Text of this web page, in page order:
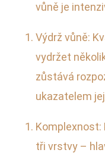
vůně je
Výdrž vůně:
vydržet
zůstává
ukazatelem
Komplexnost:
tři vrstvy –